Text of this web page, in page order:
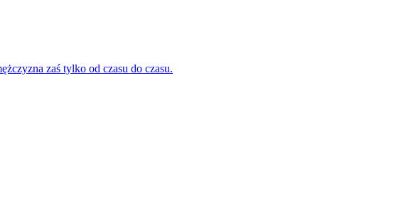
zaś tylko od czasu do czasu.